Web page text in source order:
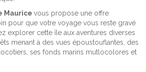
Maurice vous propose une offre
pour que votre voyage vous reste gravé
explorer cette île aux aventures diverses
menant à des vues époustouflantes, des
ses fonds marins mutlocolores et